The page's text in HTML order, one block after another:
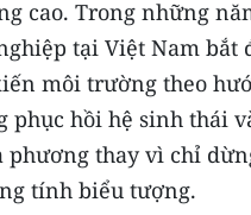
cao. Trong những
tại Việt Nam bắt
môi trường theo
phục hồi hệ sinh thái
phương thay vì chỉ
tính biểu tượng.